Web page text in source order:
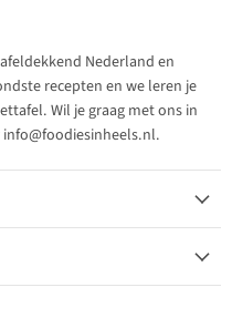
Nederland en
recepten en we leren je
Wil je graag met ons in